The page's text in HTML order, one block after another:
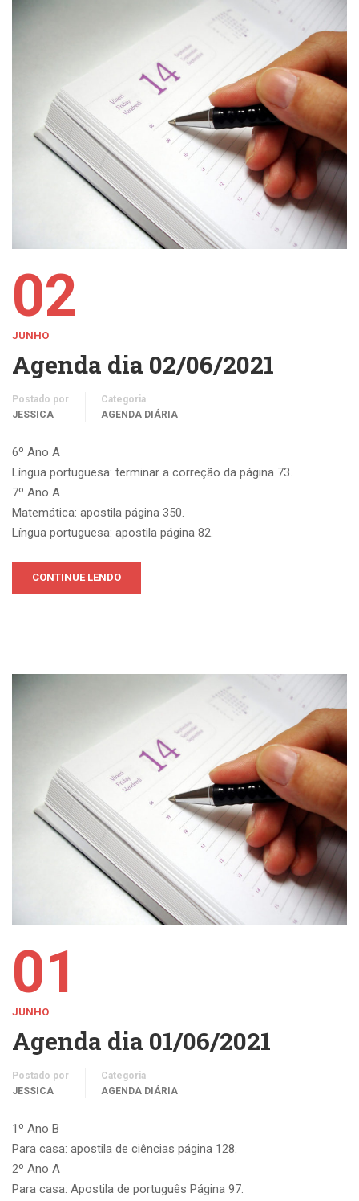
02
JUNHO
Agenda dia 02/06/2021
Postado por
JESSICA
Categoria
AGENDA DIÁRIA
6º Ano A
Língua portuguesa: terminar a correção da página 73.
7º Ano A
Matemática: apostila página 350.
Língua portuguesa: apostila página 82.
CONTINUE LENDO
01
JUNHO
Agenda dia 01/06/2021
Postado por
JESSICA
Categoria
AGENDA DIÁRIA
1º Ano B
Para casa: apostila de ciências página 128.
2º Ano A
Para casa: Apostila de português Página 97.